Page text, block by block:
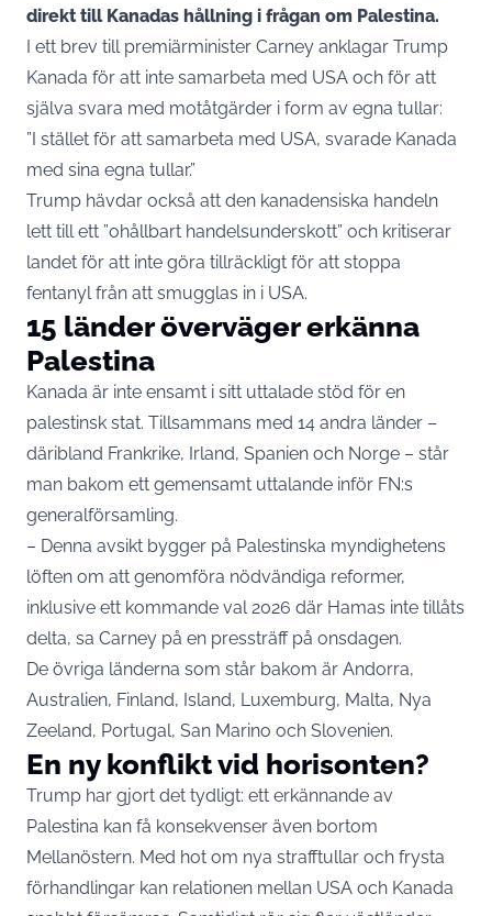
direkt till Kanadas hållning i frågan om Palestina.
I ett brev till premiärminister Carney anklagar Trump
Kanada för att inte samarbeta med USA och för att
själva svara med motåtgärder i form av egna tullar:
”I stället för att samarbeta med USA, svarade Kanada
med sina egna tullar.”
Trump hävdar också att den kanadensiska handeln
lett till ett ”ohållbart handelsunderskott” och kritiserar
landet för att inte göra tillräckligt för att stoppa
fentanyl från att smugglas in i USA.
15 länder överväger erkänna
Palestina
Kanada är inte ensamt i sitt uttalade stöd för en
palestinsk stat. Tillsammans med 14 andra länder –
däribland Frankrike, Irland, Spanien och Norge – står
man bakom ett gemensamt uttalande inför FN:s
generalförsamling.
– Denna avsikt bygger på Palestinska myndighetens
löften om att genomföra nödvändiga reformer,
inklusive ett kommande val 2026 där Hamas inte tillåts
delta, sa Carney på en pressträff på onsdagen.
De övriga länderna som står bakom är Andorra,
Australien, Finland, Island, Luxemburg, Malta, Nya
Zeeland, Portugal, San Marino och Slovenien.
En ny konflikt vid horisonten?
Trump har gjort det tydligt: ett erkännande av
Palestina kan få konsekvenser även bortom
Mellanöstern. Med hot om nya strafftullar och frysta
förhandlingar kan relationen mellan USA och Kanada